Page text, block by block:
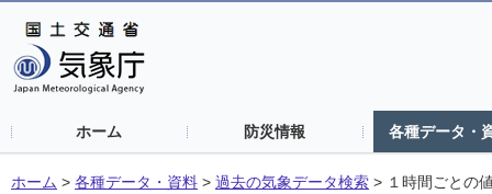
ホーム 防災情報 各種データ・
ホーム > 各種データ・資料 > 過去の気象データ検索 > １時間ごとの